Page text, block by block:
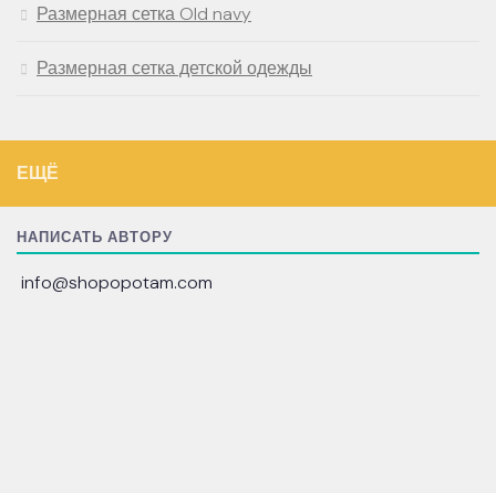
Размерная сетка Old navy
Размерная сетка детской одежды
ЕЩЁ
НАПИСАТЬ АВТОРУ
info@shopopotam.com